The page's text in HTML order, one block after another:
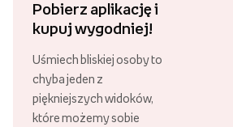
Pobierz aplikację i
kupuj wygodniej!
Uśmiech bliskiej osoby to
chyba jeden z
piękniejszych widoków,
które możemy sobie